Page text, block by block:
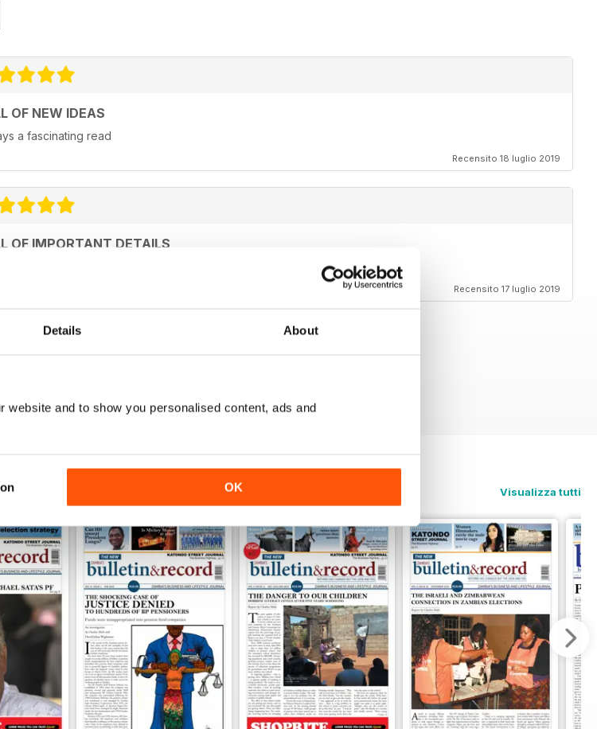
Details About
and to show you personalised content, ads and
OK
OF NEW IDEAS
a fascinating read
Recensito 18 luglio 2019
OF IMPORTANT DETAILS
Recensito 17 luglio 2019
Visualizza tutti